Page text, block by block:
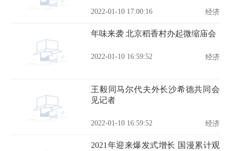
2022-01-10 17:00:16 经济
年味来袭 北京稻香村办起微缩庙会
2022-01-10 16:59:52 经济
王毅同马尔代夫外长沙希德共同会
见记者
2022-01-10 16:59:52 经济
2021年迎来爆发式增长 国漫累计观